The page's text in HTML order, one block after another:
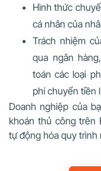
Hình thức
cá nhân của
Trách nhiệm
qua ngân
toán các loại
phí chuyển tiền
Doanh nghiệp của
khoán thủ công trên
tự động hóa quy trình